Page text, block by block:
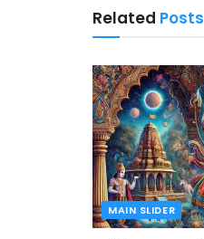
Related Posts
MAIN SLIDER